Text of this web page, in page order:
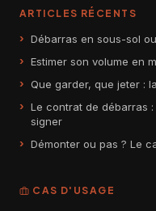
ARTICLES RÉCENTS
Débarras en sous-sol
Estimer son volume en
Que garder, que jeter :
Le contrat de débarras
signer
Démonter ou pas ? Le
CAS D'USAGE